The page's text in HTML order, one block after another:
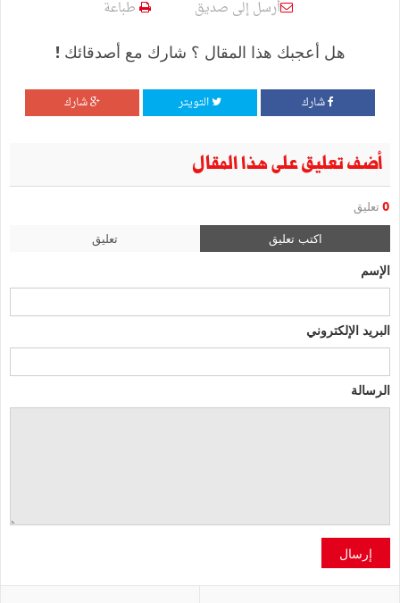
أرسل إلى صديق طباعة
هل أعجبك هذا المقال ؟ شارك مع أصدقائك !
شارك التويتر شارك
أضف تعليق على هذا المقال
0 تعليق
اكتب تعليق تعليق
الإسم
البريد الإلكتروني
الرسالة
إرسال